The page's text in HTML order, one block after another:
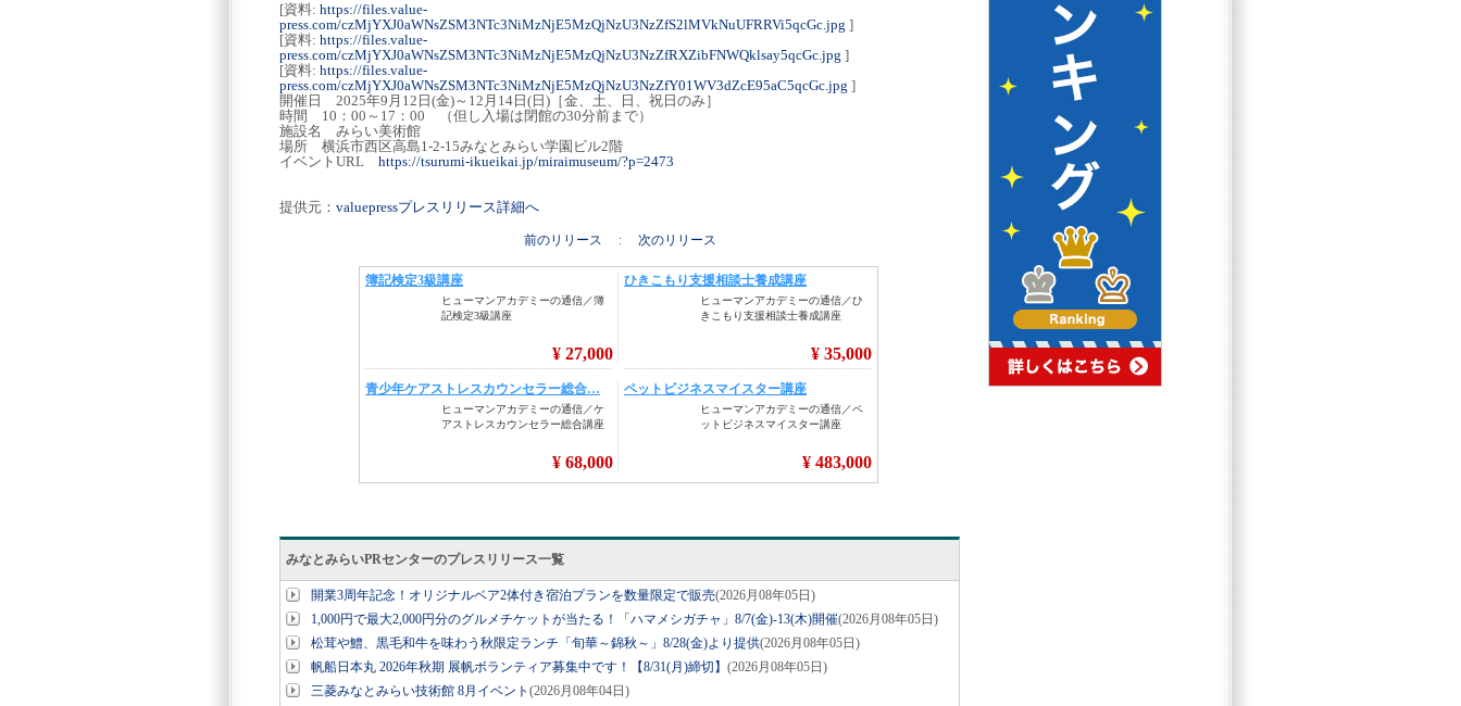
[資料: https://files.value-
press.com/czMjYXJ0aWNsZSM3NTc3NiMzNjE5MzQjNzU3NzZfS2lMVkNuUFRRVi5qcGc.jpg ]
[資料: https://files.value-
press.com/czMjYXJ0aWNsZSM3NTc3NiMzNjE5MzQjNzU3NzZfRXZibFNWQklsay5qcGc.jpg ]
[資料: https://files.value-
press.com/czMjYXJ0aWNsZSM3NTc3NiMzNjE5MzQjNzU3NzZfY01WV3dZcE95aC5qcGc.jpg ]
開催日 2025年9月12日(金)～12月14日(日)［金、土、日、祝日のみ］
時間 10：00～17：00 （但し入場は閉館の30分前まで）
施設名 みらい美術館
場所 横浜市西区高島1-2-15みなとみらい学園ビル2階
イベントURL https://tsurumi-ikueikai.jp/miraimuseum/?p=2473
提供元： valuepressプレスリリース詳細へ
前のリリース : 次のリリース
みなとみらいPRセンターのプレスリリース一覧
開業3周年記念！オリジナルベア2体付き宿泊プランを数量限定で販売(2026月08年05日)
1,000円で最大2,000円分のグルメチケットが当たる！「ハマメシガチャ」8/7(金)-13(木)開催(2026月08年05日)
松茸や鱧、黒毛和牛を味わう秋限定ランチ「旬華～錦秋～」8/28(金)より提供(2026月08年05日)
帆船日本丸 2026年秋期 展帆ボランティア募集中です！【8/31(月)締切】 (2026月08年05日)
三菱みなとみらい技術館 8月イベント (2026月08年04日)